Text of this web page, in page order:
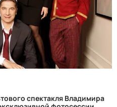
спектакля Владимира